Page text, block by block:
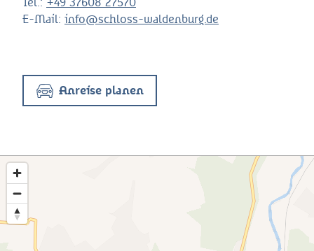
Tel.: +49 37608 27570
E-Mail: info@schloss-waldenburg.de
Anreise planen